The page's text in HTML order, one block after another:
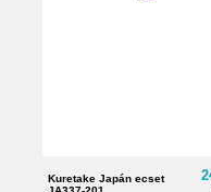
Kuretake Japán ecset